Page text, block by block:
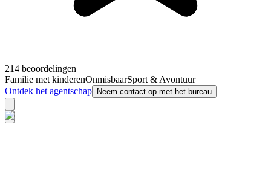
214 beoordelingen
Familie met kinderenOnmisbaarSport & Avontuur
Ontdek het agentschap
Neem contact op met het bureau